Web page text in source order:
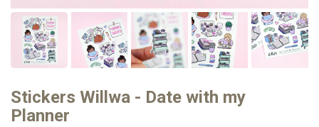
Stickers Willwa - Date with my
Planner